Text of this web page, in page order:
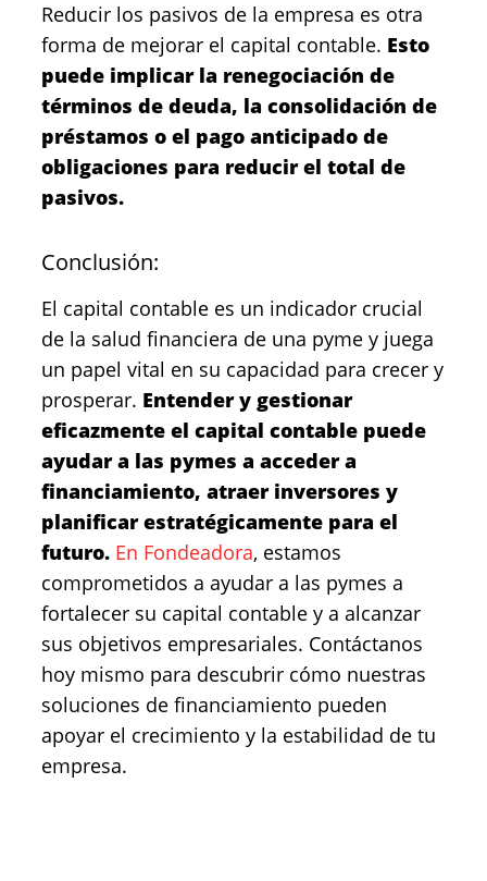
Reducir los pasivos de la empresa es otra
forma de mejorar el capital contable. Esto
puede implicar la renegociación de
términos de deuda, la consolidación de
préstamos o el pago anticipado de
obligaciones para reducir el total de
pasivos.
Conclusión:
El capital contable es un indicador crucial
de la salud financiera de una pyme y juega
un papel vital en su capacidad para crecer y
prosperar. Entender y gestionar
eficazmente el capital contable puede
ayudar a las pymes a acceder a
financiamiento, atraer inversores y
planificar estratégicamente para el
futuro. En Fondeadora, estamos
comprometidos a ayudar a las pymes a
fortalecer su capital contable y a alcanzar
sus objetivos empresariales. Contáctanos
hoy mismo para descubrir cómo nuestras
soluciones de financiamiento pueden
apoyar el crecimiento y la estabilidad de tu
empresa.